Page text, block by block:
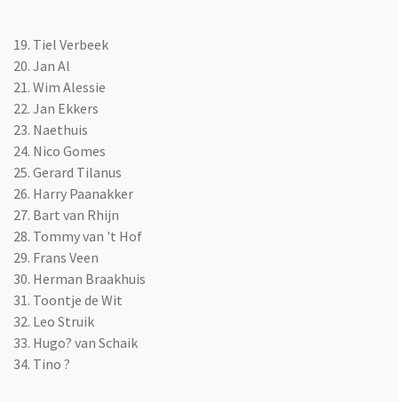
19. Tiel Verbeek
20. Jan Al
21. Wim Alessie
22. Jan Ekkers
23. Naethuis
24. Nico Gomes
25. Gerard Tilanus
26. Harry Paanakker
27. Bart van Rhijn
28. Tommy van 't Hof
29. Frans Veen
30. Herman Braakhuis
31. Toontje de Wit
32. Leo Struik
33. Hugo? van Schaik
34. Tino ?